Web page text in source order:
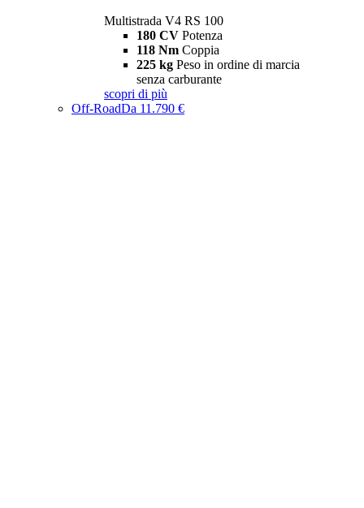
Multistrada V4 RS 100
180 CV Potenza
118 Nm Coppia
225 kg Peso in ordine di marcia
senza carburante
scopri di più
Off-RoadDa 11.790 €